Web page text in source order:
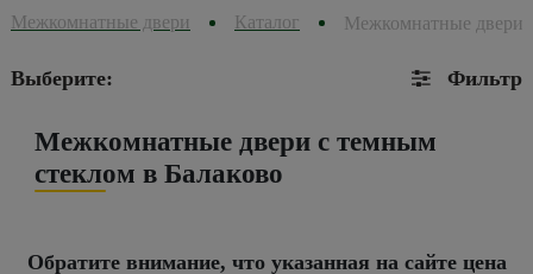
Межкомнатные двери Каталог Межкомнатные двери
Выберите: Фильтр
Межкомнатные двери с темным
стеклом в Балаково
Обратите внимание, что указанная на сайте цена